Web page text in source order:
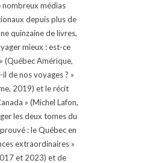
nombreux médias
depuis plus de
quinzaine de livres,
mieux : est-ce
(Québec Amérique,
de nos voyages ? »
2019) et le récit
» (Michel Lafon,
les deux tomes du
: le Québec en
extraordinaires »
et 2023) et de